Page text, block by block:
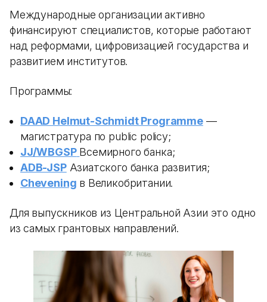
Международные организации активно
финансируют специалистов, которые работают
над реформами, цифровизацией государства и
развитием институтов.
Программы:
DAAD Helmut-Schmidt Programme—
магистратура по public policy;
JJ/WBGSP Всемирного банка;
ADB-JSPАзиатского банка развития;
Chevening в Великобритании.
Для выпускников из Центральной Азии это одно
из самых грантовых направлений.